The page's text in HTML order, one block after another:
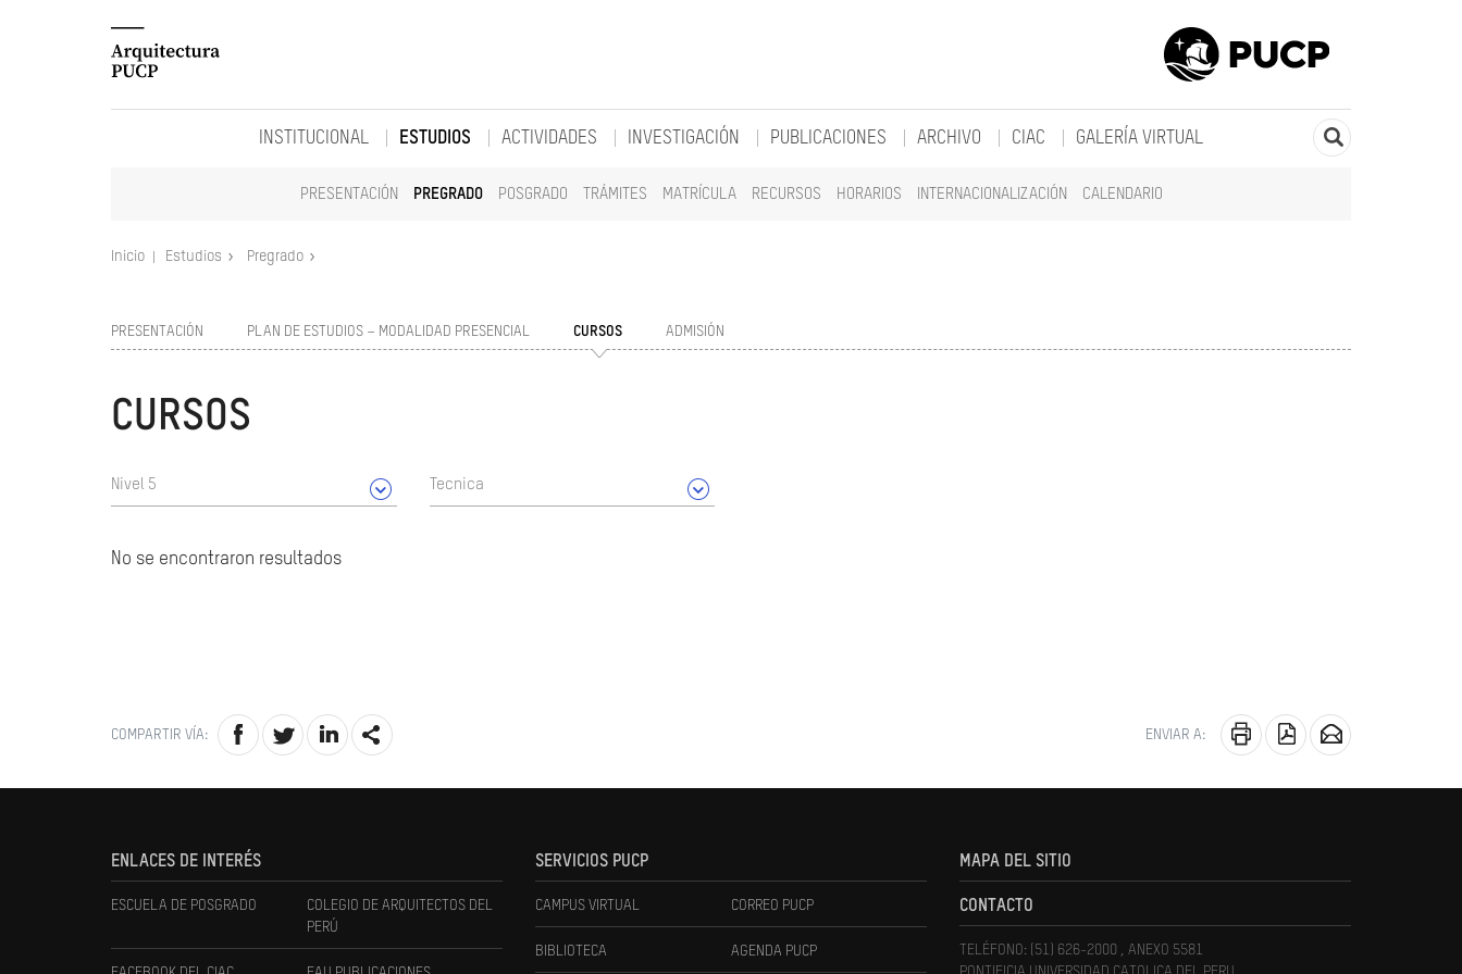
INSTITUCIONAL ESTUDIOS
PRESENTACIÓN PREGRADO POSGRADO TRÁMITES MATRÍCULA RECURSOS HORARIOS INTERNACIONALIZACIÓN CALENDARIO
ACTIVIDADES INVESTIGACIÓN PUBLICACIONES ARCHIVO CIAC GALERÍA VIRTUAL
Inicio Estudios Pregrado
PRESENTACIÓN PLAN DE ESTUDIOS – MODALIDAD PRESENCIAL CURSOS ADMISIÓN
CURSOS
Nivel 5 Tecnica
No se encontraron resultados
COMPARTIR VÍA: ENVIAR A:
ENLACES DE INTERÉS
ESCUELA DE POSGRADO
COLEGIO DE ARQUITECTOS DEL
PERÚ
SERVICIOS PUCP
CAMPUS VIRTUAL CORREO PUCP
BIBLIOTECA AGENDA PUCP
MAPA DEL SITIO
CONTACTO
TELÉFONO: (51) 626-2000 , ANEXO 5581